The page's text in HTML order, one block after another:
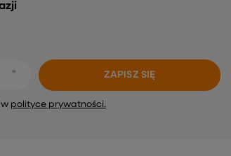
polityce prywatności.
ZAPISZ SIĘ